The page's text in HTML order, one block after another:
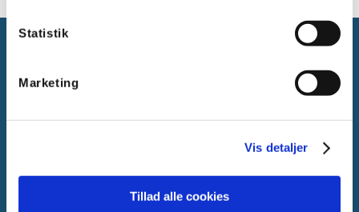
Statistik
Marketing
Vis detaljer
Tillad alle cookies
+45 44 85 90 00
info@vanpee.dk